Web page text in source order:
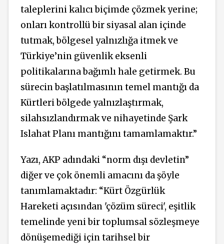
taleplerini kalıcı biçimde çözmek yerine;
onları kontrollü bir siyasal alan içinde
tutmak, bölgesel yalnızlığa itmek ve
Türkiye’nin güvenlik eksenli
politikalarına bağımlı hale getirmek. Bu
sürecin başlatılmasının temel mantığı da
Kürtleri bölgede yalnızlaştırmak,
silahsızlandırmak ve nihayetinde Şark
Islahat Planı mantığını tamamlamaktır.”
Yazı, AKP adındaki “norm dışı devletin”
diğer ve çok önemli amacını da şöyle
tanımlamaktadır: “Kürt Özgürlük
Hareketi açısından 'çözüm süreci', eşitlik
temelinde yeni bir toplumsal sözleşmeye
dönüşemediği için tarihsel bir